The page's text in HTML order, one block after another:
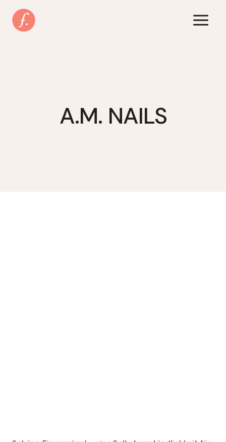
Inhalt
springen
A.M. NAILS